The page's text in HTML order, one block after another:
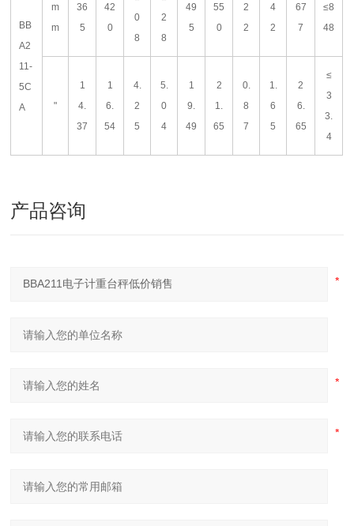
BB
A2
11-
5C
A
m
m
36
5
42
0
0
8
2
8
49
5
55
0
2
2
4
2
67
7
≤8
48
"
1
4.
37
1
6.
54
4.
2
5
5.
0
4
1
9.
49
2
1.
65
0.
8
7
1.
6
5
2
6.
65
≤
3
3.
4
产品咨询